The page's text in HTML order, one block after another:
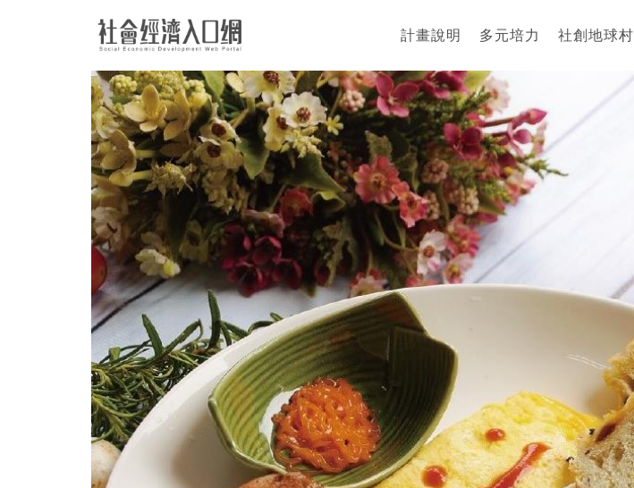
計畫說明 多元培力 社創地球村